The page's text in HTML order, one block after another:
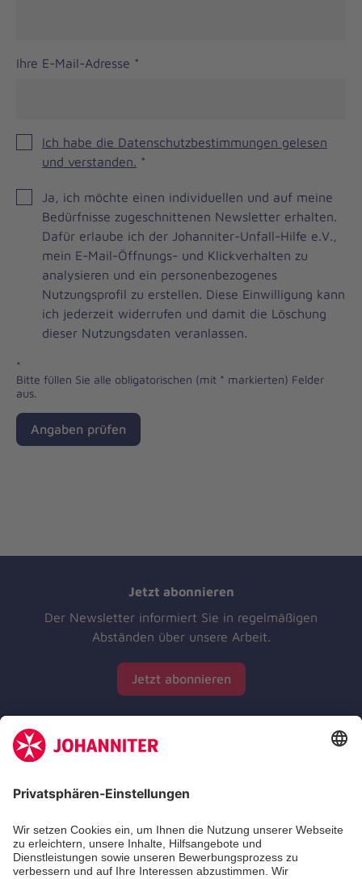
Ihre E-Mail-Adresse *
Ich habe die Datenschutzbestimmungen gelesen
und verstanden. *
Brevo
Newsletter
Checkbox
Ja, ich möchte einen individuellen und auf meine
Bedürfnisse zugeschnittenen Newsletter erhalten.
Dafür erlaube ich der Johanniter-Unfall-Hilfe e.V.,
mein E-Mail-Öffnungs- und Klickverhalten zu
analysieren und ein personenbezogenes
Nutzungsprofil zu erstellen. Diese Einwilligung kann
ich jederzeit widerrufen und damit die Löschung
dieser Nutzungsdaten veranlassen.
*
Bitte füllen Sie alle obligatorischen (mit * markierten) Felder
aus.
Angaben prüfen
Jetzt abonnieren
Der Newsletter informiert Sie in regelmäßigen
Abständen über unsere Arbeit.
Jetzt abonnieren
Zertifizierung der Johanniter-Unfall-Hilfe e.V.
Die Johanniter GmbH führt das Spendenzertifikat
des Deutschen Spendenrats e.V.